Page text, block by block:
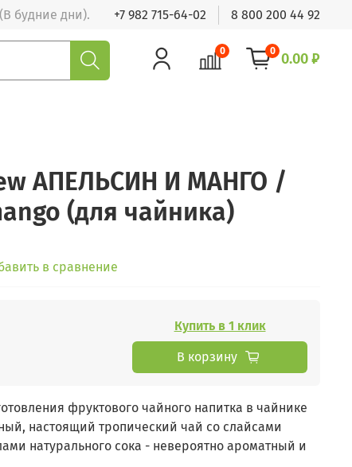
будние дни). +7 982 715-64-02 8 800 200 44 92
0 0 0.00 ₽
АПЕЛЬСИН И МАНГО /
(для чайника)
в сравнение
Купить в 1 клик
В корзину
фруктового чайного напитка в чайнике
настоящий тропический чай со слайсами
натурального сока - невероятно ароматный и